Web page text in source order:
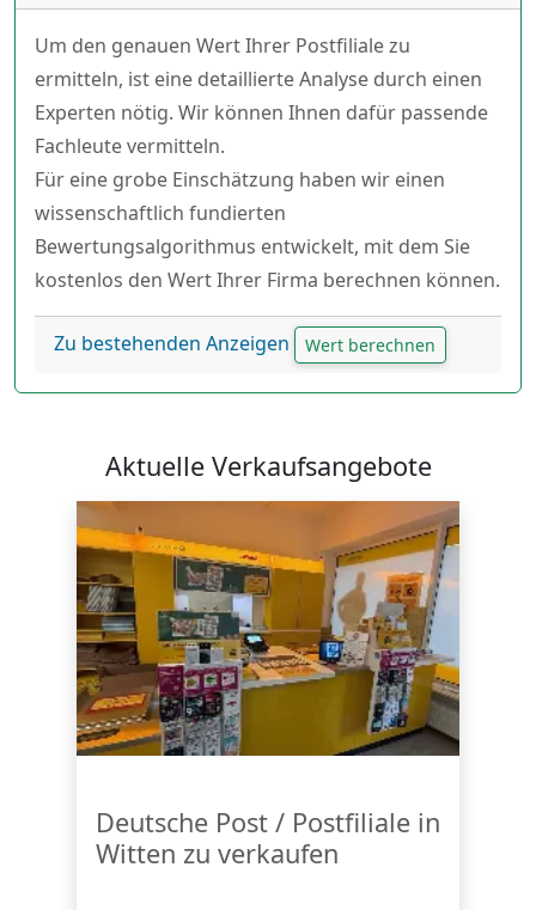
Um den genauen Wert Ihrer Postfiliale zu
ermitteln, ist eine detaillierte Analyse durch einen
Experten nötig. Wir können Ihnen dafür passende
Fachleute vermitteln.
Für eine grobe Einschätzung haben wir einen
wissenschaftlich fundierten
Bewertungsalgorithmus entwickelt, mit dem Sie
kostenlos den Wert Ihrer Firma berechnen können.
Zu bestehenden Anzeigen Wert berechnen
Aktuelle Verkaufsangebote
Deutsche Post / Postfiliale in
Witten zu verkaufen